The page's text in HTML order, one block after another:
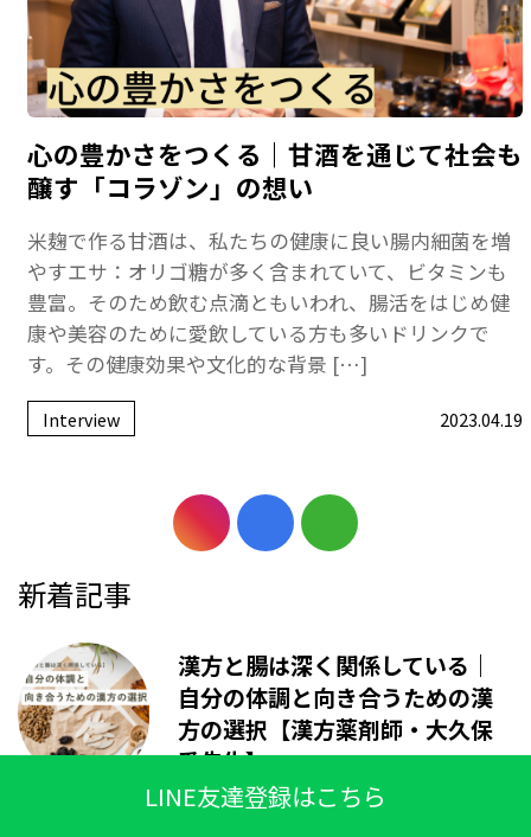
LINE友達登録はこちら
心の豊かさをつくる｜甘酒を通じて社会も
醸す「コラゾン」の想い
米麹で作る甘酒は、私たちの健康に良い腸内細菌を増
やすエサ：オリゴ糖が多く含まれていて、ビタミンも
豊富。そのため飲む点滴ともいわれ、腸活をはじめ健
康や美容のために愛飲している方も多いドリンクで
す。その健康効果や文化的な背景 […]
Interview 2023.04.19
新着記事
漢方と腸は深く関係している｜
自分の体調と向き合うための漢
方の選択【漢方薬剤師・大久保
愛先生】